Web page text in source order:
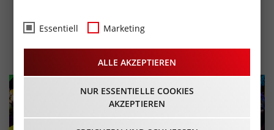
Tarzan - das Musical
09.01.2026 - Beginn 16:00 Uhr
Essentiell Marketing
ALLE AKZEPTIEREN
NUR ESSENTIELLE COOKIES
AKZEPTIEREN